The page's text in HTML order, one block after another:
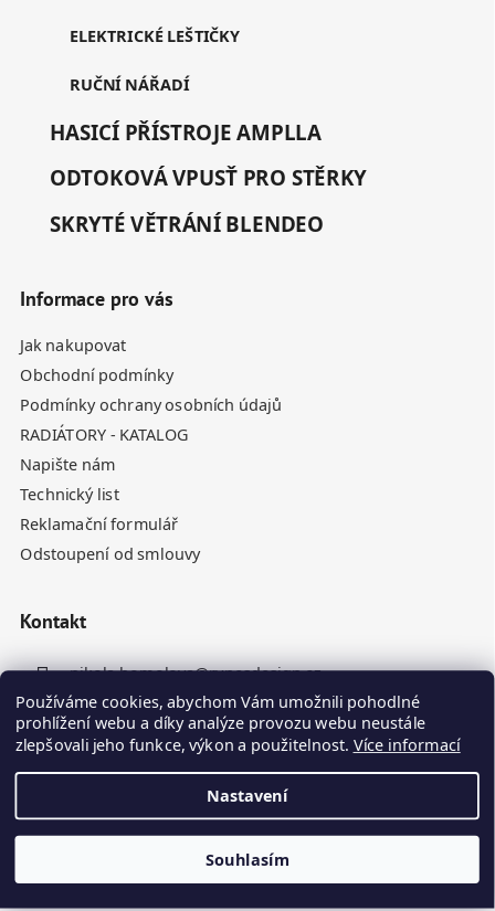
Používáme cookies, abychom Vám umožnili pohodlné
prohlížení webu a díky analýze provozu webu neustále
zlepšovali jeho funkce, výkon a použitelnost. Více informací
Nastavení
Souhlasím
ELEKTRICKÉ LEŠTIČKY
RUČNÍ NÁŘADÍ
HASICÍ PŘÍSTROJE AMPLLA
ODTOKOVÁ VPUSŤ PRO STĚRKY
SKRYTÉ VĚTRÁNÍ BLENDEO
Informace pro vás
Jak nakupovat
Obchodní podmínky
Podmínky ochrany osobních údajů
RADIÁTORY - KATALOG
Napište nám
Technický list
Reklamační formulář
Odstoupení od smlouvy
Kontakt
nikola.homolova@rynesdesign.cz
+420 770 676 110
Vytvořil Shoptet
Copyright 2026Ryneš Design. Všechna práva vyhrazena.